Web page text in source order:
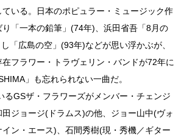
いる。日本のポピュラー・ミュージック作
「一本の鉛筆」(74年)、浜田省吾「8月の
「広島の空」(93年)などが思い浮かぶが、
フラワー・トラヴェリン・バンドが72年に
」も忘れられない一曲だ。
るGSザ・フラワーズがメンバー・チェンジ
ジョージ(ドラムス)の他、ジョー山中(ヴォ
ン・エース)、石間秀樹(現・秀機／ギター